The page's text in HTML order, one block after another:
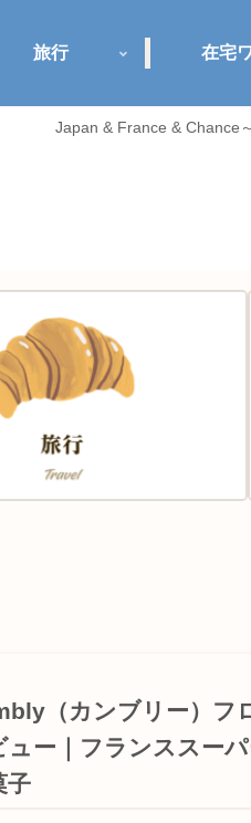
Japan & France & Chance
旅行 在宅
（カンブリー）フ
ュー｜フランススー
子